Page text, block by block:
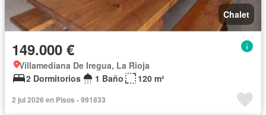
Chalet
149.000 €
Villamediana De Iregua, La Rioja
2 Dormitorios
1 Baño 120 m²
2 jul 2026 en Pisos - 991833